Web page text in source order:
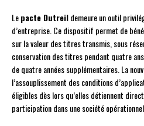
Lepacte Dutreildemeure un outil
d’entreprise. Ce dispositif permet de
sur la valeur des titres transmis, sous
conservation des titres pendant quatre
de quatre années supplémentaires. La
l’assouplissement des conditions
éligibles dès lors qu’elles détiennent
participation dans une société